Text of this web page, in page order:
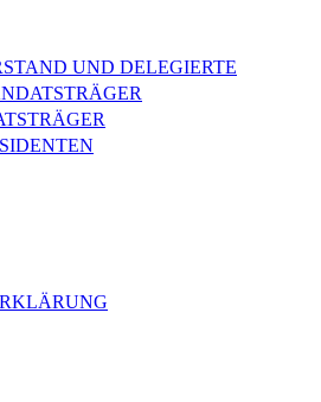
UND DELEGIERTE